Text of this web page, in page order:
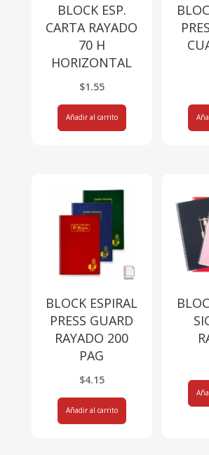
BLOCK ESP.
CARTA RAYADO
70 H
HORIZONTAL
$1.55
Añadir al carrito
BLOCK ESPIRAL
PRESS GUARD
RAYADO 200
PAG
$4.15
Añadir al carrito